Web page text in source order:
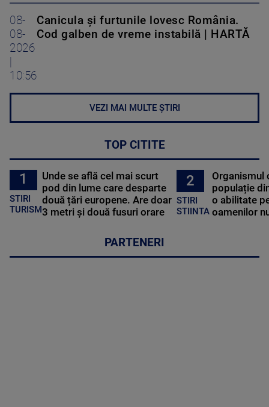
08-
08-
2026
|
10:56
Canicula și furtunile lovesc România.
Cod galben de vreme instabilă | HARTĂ
VEZI MAI MULTE ȘTIRI
TOP CITITE
1
STIRI
TURISM
Unde se află cel mai scurt
pod din lume care desparte
două țări europene. Are doar
3 metri și două fusuri orare
2
STIRI
STIINTA
Organismul
populație
o abilitate
oamenilor
PARTENERI